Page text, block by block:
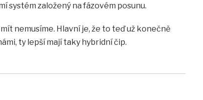
systém založený na fázovém posunu.
nemusíme. Hlavní je, že to teď už konečně
ty lepší mají taky hybridní čip.